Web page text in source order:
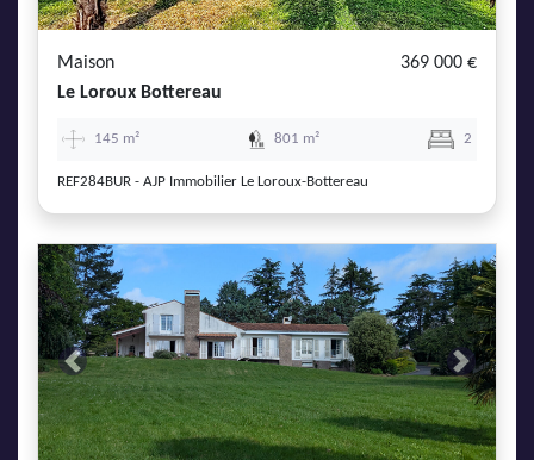
Maison
369 000 €
Le Loroux Bottereau
145 m² 801 m² 2
REF284BUR - AJP Immobilier Le Loroux-Bottereau
Previous Next